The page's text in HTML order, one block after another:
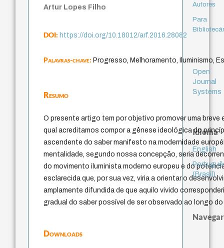
Artur Lopes Filho
DOI:https://doi.org/10.18012/arf.2016.28082
Palavras-chave:Progresso, Melhoramento, Iluminismo,
Resumo
O presente artigo tem por objetivo promover uma breve
qual acreditamos compor a gênese ideológica do
ascendente do saber manifesto na modernidade
mentalidade, segundo nossa concepção, seria
do movimento iluminista moderno europeu e do
esclarecida que, por sua vez, viria a orientar o
amplamente difundida de que aquilo vivido
gradual do saber possível de ser observado ao longo
Downloads
Autores
Para
Open
Journal
Systems
Idioma
English
(Brasil)
Navegar